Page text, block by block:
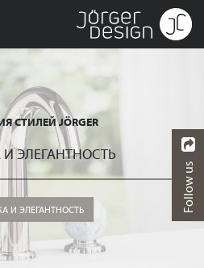
СТИЛЕЙ JÖRGER
ЭЛЕГАНТНОСТЬ
И ЭЛЕГАНТНОСТЬ Follow us